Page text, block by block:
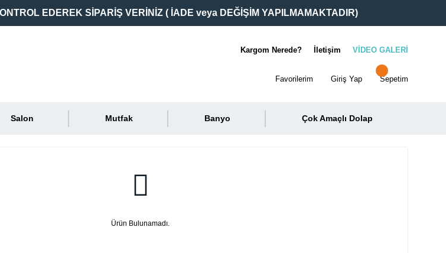
EDEREK SİPARİŞ VERİNİZ ( İADE veya DEĞİŞİM YAPILMAMAKTADIR)
Kargom Nerede? İletişim VİDEO GALERİ
Favorilerim Giriş Yap Sepetim
Salon Mutfak Banyo Çok Amaçlı Dolap
Ürün Bulunamadı.